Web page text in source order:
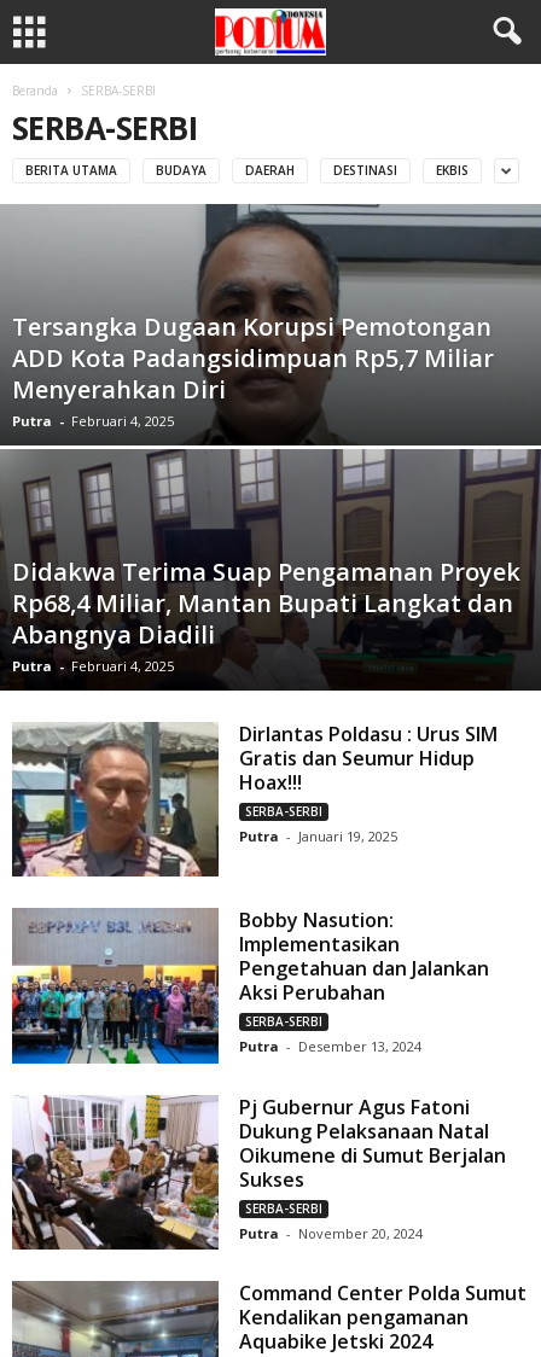
Beranda SERBA-SERBI
SERBA-SERBI
BERITA UTAMA BUDAYA DAERAH DESTINASI EKBIS
Tersangka Dugaan Korupsi Pemotongan
ADD Kota Padangsidimpuan Rp5,7 Miliar
Menyerahkan Diri
Putra - Februari 4, 2025
Didakwa Terima Suap Pengamanan Proyek
Rp68,4 Miliar, Mantan Bupati Langkat dan
Abangnya Diadili
Putra - Februari 4, 2025
Dirlantas Poldasu : Urus SIM
Gratis dan Seumur Hidup
Hoax!!!
SERBA-SERBI
Putra - Januari 19, 2025
Bobby Nasution:
Implementasikan
Pengetahuan dan Jalankan
Aksi Perubahan
SERBA-SERBI
Putra - Desember 13, 2024
Pj Gubernur Agus Fatoni
Dukung Pelaksanaan Natal
Oikumene di Sumut Berjalan
Sukses
SERBA-SERBI
Putra - November 20, 2024
Command Center Polda Sumut
Kendalikan pengamanan
Aquabike Jetski 2024